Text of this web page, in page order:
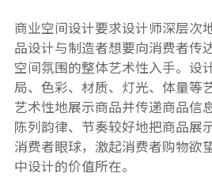
商业空间设计要求设计师深层次
品设计与制造者想要向消费者传
空间氛围的整体艺术性入手。设
局、色彩、材质、灯光、体量等
艺术性地展示商品并传递商品信
陈列韵律、节奏较好地把商品展
消费者眼球，激起消费者购物欲
中设计的价值所在。